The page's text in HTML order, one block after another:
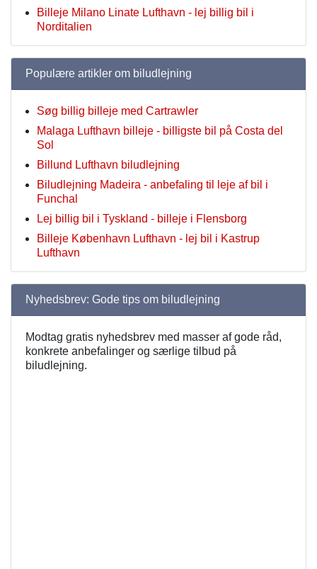
Billeje Milano Linate Lufthavn - lej billig bil i
Norditalien
Populære artikler om biludlejning
Søg billig billeje med Cartrawler
Malaga Lufthavn billeje - billigste bil på Costa del
Sol
Billund Lufthavn biludlejning
Biludlejning Madeira - anbefaling til leje af bil i
Funchal
Lej billig bil i Tyskland - billeje i Flensborg
Billeje København Lufthavn - lej bil i Kastrup
Lufthavn
Nyhedsbrev: Gode tips om biludlejning
Modtag gratis nyhedsbrev med masser af gode råd,
konkrete anbefalinger og særlige tilbud på
biludlejning.